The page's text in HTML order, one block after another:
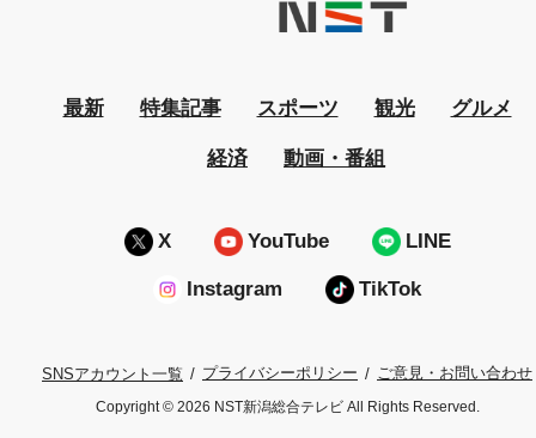
最新 特集記事 スポーツ 観光 グルメ
経済 動画・番組
X YouTube LINE
Instagram TikTok
SNSアカウント一覧 プライバシーポリシー ご意見・お問い合わせ
Copyright © 2026 NST新潟総合テレビ All Rights Reserved.